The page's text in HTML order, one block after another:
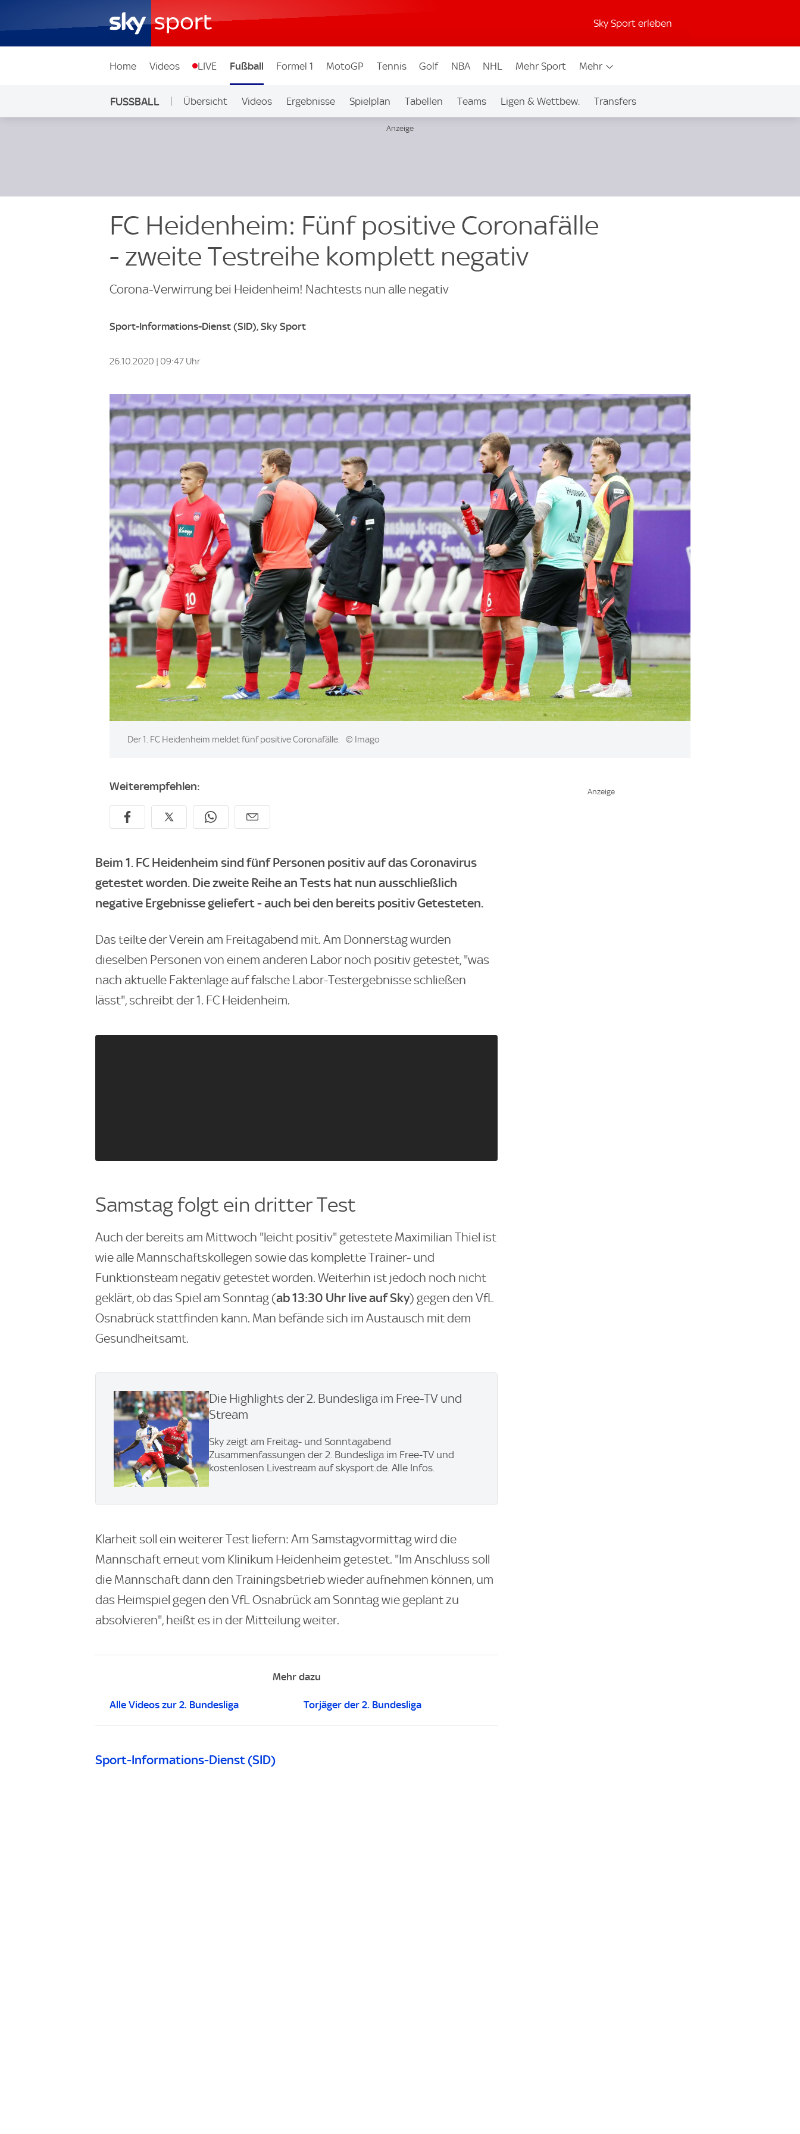
Sky Sport erleben
Home Videos LIVE Fußball Formel 1 MotoGP Tennis Golf NBA NHL Mehr Sport Mehr
FUSSBALL Übersicht Videos Ergebnisse Spielplan Tabellen Teams Ligen & Wettbew. Transfers
FC Heidenheim: Fünf positive Coronafälle
- zweite Testreihe komplett negativ
Corona-Verwirrung bei Heidenheim! Nachtests nun alle negativ
Sport-Informations-Dienst (SID), Sky Sport
26.10.2020 | 09:47 Uhr
Image:
Der 1. FC Heidenheim meldet fünf positive Coronafälle. © Imago
Weiterempfehlen:
Beim 1. FC Heidenheim sind fünf Personen positiv auf das Coronavirus
getestet worden. Die zweite Reihe an Tests hat nun ausschließlich
negative Ergebnisse geliefert - auch bei den bereits positiv Getesteten.
Das teilte der Verein am Freitagabend mit. Am Donnerstag wurden
dieselben Personen von einem anderen Labor noch positiv getestet, "was
nach aktuelle Faktenlage auf falsche Labor-Testergebnisse schließen
lässt", schreibt der 1. FC Heidenheim.
Samstag folgt ein dritter Test
Auch der bereits am Mittwoch "leicht positiv" getestete Maximilian Thiel ist
wie alle Mannschaftskollegen sowie das komplette Trainer- und
Funktionsteam negativ getestet worden. Weiterhin ist jedoch noch nicht
geklärt, ob das Spiel am Sonntag (ab13:30 Uhr live auf Sky) gegen den VfL
Osnabrück stattfinden kann. Man befände sich im Austausch mit dem
Gesundheitsamt.
Die Highlights der 2. Bundesliga im Free-TV und
Stream
Sky zeigt am Freitag- und Sonntagabend
Zusammenfassungen der 2. Bundesliga im Free-TV und
kostenlosen Livestream auf skysport.de. Alle Infos.
Klarheit soll ein weiterer Test liefern: Am Samstagvormittag wird die
Mannschaft erneut vom Klinikum Heidenheim getestet. "Im Anschluss soll
die Mannschaft dann den Trainingsbetrieb wieder aufnehmen können, um
das Heimspiel gegen den VfL Osnabrück am Sonntag wie geplant zu
absolvieren", heißt es in der Mitteilung weiter.
Mehr dazu
Alle Videos zur 2. Bundesliga Torjäger der 2. Bundesliga
Sport-Informations-Dienst (SID)